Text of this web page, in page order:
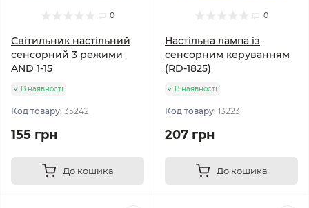
0
Світильник настільний
сенсорний 3 режими
AND 1-15
В наявності
Код товару: 35242
155 грн
До кошика
0
Настільна лампа із
сенсорним керуванням
(RD-1825)
В наявності
Код товару: 13223
207 грн
До кошика